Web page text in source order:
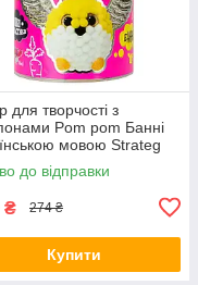
для творчості з
Pom pom Банні
мовою Strateg
KNZ
до відправки
₴ 274 ₴
Купити